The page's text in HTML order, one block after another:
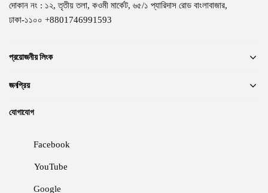
দোকান নং : ১২, তৃতীয় তলা, কওমী মার্কেট, ৬৫/১ প্যারিদাস রোড বাংলাবাজার,
ঢাকা-১১০০ +8801746991593
প্রয়োজনীয় লিংক
জনপ্রিয়
যোগাযোগ
Facebook
YouTube
Google